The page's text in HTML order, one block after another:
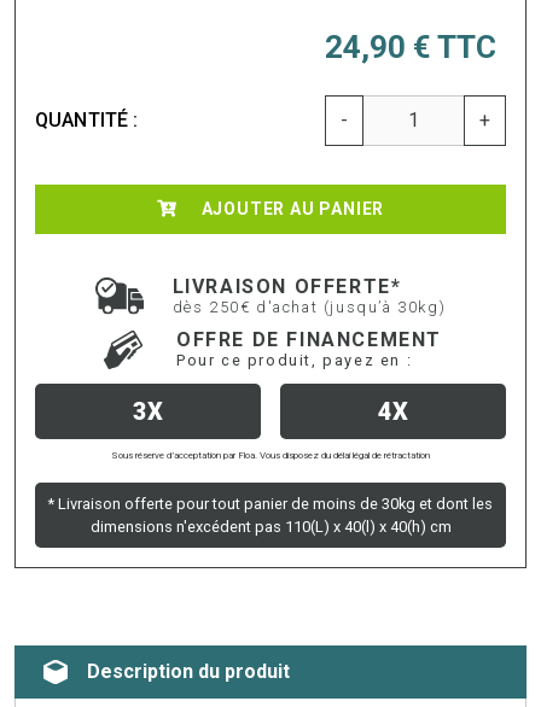
24,90 € TTC
QUANTITÉ : - +
AJOUTER AU PANIER
LIVRAISON OFFERTE*
dès 250€ d'achat (jusqu’à 30kg)
OFFRE DE FINANCEMENT
Pour ce produit, payez en :
3X 4X
Sous réserve d’acceptation par Floa. Vous disposez du délai légal de rétractation
* Livraison offerte pour tout panier de moins de 30kg et dont les
dimensions n'excédent pas 110(L) x 40(l) x 40(h) cm
Description du produit